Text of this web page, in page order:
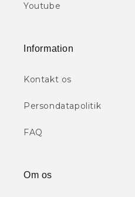
Youtube
Information
Kontakt os
Persondatapolitik
FAQ
Om os